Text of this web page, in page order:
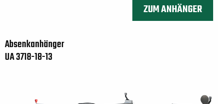
ZUM ANHÄNGER
Absenkanhänger
UA 3718-18-13